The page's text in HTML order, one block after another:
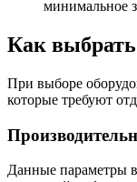
минимальное
Как
При выборе
которые требуют
Данные параметры